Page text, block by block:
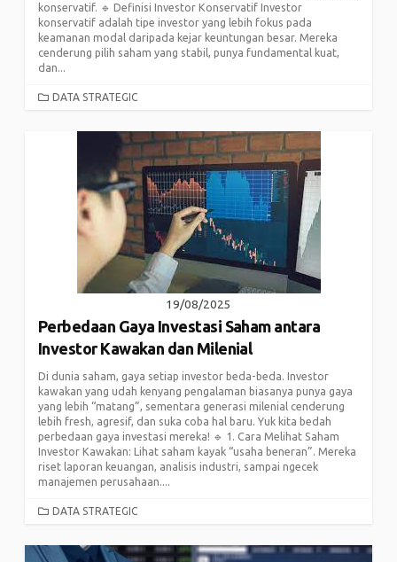
konservatif. 🔹 Definisi Investor Konservatif Investor
konservatif adalah tipe investor yang lebih fokus pada
keamanan modal daripada kejar keuntungan besar. Mereka
cenderung pilih saham yang stabil, punya fundamental kuat,
dan...
CATEGORIES
DATA STRATEGIC
19/08/2025
Perbedaan Gaya Investasi Saham antara
Investor Kawakan dan Milenial
Di dunia saham, gaya setiap investor beda-beda. Investor
kawakan yang udah kenyang pengalaman biasanya punya gaya
yang lebih “matang”, sementara generasi milenial cenderung
lebih fresh, agresif, dan suka coba hal baru. Yuk kita bedah
perbedaan gaya investasi mereka! 🔹 1. Cara Melihat Saham
Investor Kawakan: Lihat saham kayak “usaha beneran”. Mereka
riset laporan keuangan, analisis industri, sampai ngecek
manajemen perusahaan....
CATEGORIES
DATA STRATEGIC